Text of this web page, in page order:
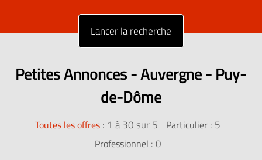
Petites Annonces - Auvergne - Puy-
de-Dôme
Toutes les offres : 1 à 30 sur 5 Particulier : 5
Professionnel : 0